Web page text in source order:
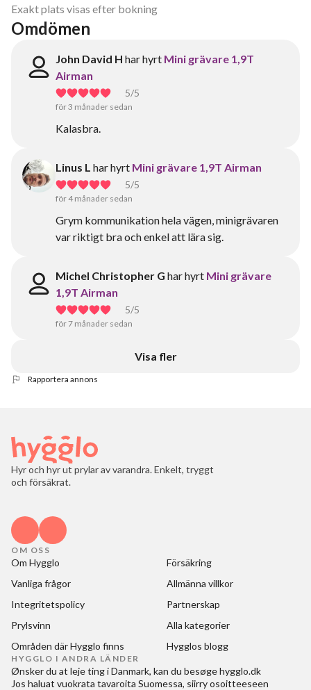
Exakt plats visas efter bokning
Omdömen
John David H har hyrt Mini grävare 1,9T
Airman
5/5
för 3 månader sedan
Kalasbra.
Linus L har hyrt Mini grävare 1,9T Airman
5/5
för 4 månader sedan
Grym kommunikation hela vägen, minigrävaren
var riktigt bra och enkel att lära sig.
Michel Christopher G har hyrt Mini grävare
1,9T Airman
5/5
för 7 månader sedan
Visa fler
Rapportera annons
Hyr och hyr ut prylar av varandra. Enkelt, tryggt
och försäkrat.
OM OSS
Om Hygglo
Försäkring
Vanliga frågor
Allmänna villkor
Integritetspolicy
Partnerskap
Prylsvinn
Alla kategorier
Områden där Hygglo finns
Hygglos blogg
HYGGLO I ANDRA LÄNDER
Ønsker du at leje ting i Danmark, kan du besøgehygglo.dk
Jos haluat vuokrata tavaroita Suomessa, siirry osoitteeseen